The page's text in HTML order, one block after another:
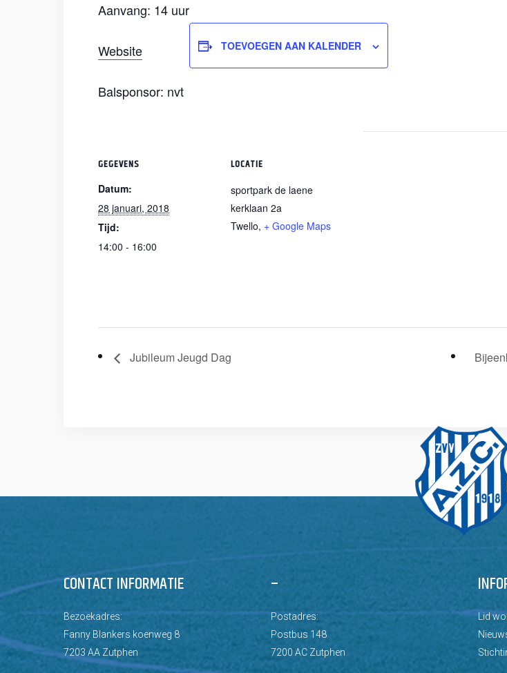
Aanvang: 14 uur
Website
Balsponsor: nvt
TOEVOEGEN AAN KALENDER
GEGEVENS
Datum:
28 januari, 2018
Tijd:
14:00 - 16:00
LOCATIE
sportpark de laene
kerklaan 2a
Twello, + Google Maps
Jubileum Jeugd Dag
CONTACT INFORMATIE
Bezoekadres:
Fanny Blankers koenweg 8
7203 AA Zutphen
–
Postadres:
Postbus 148
7200 AC Zutphen
Lid